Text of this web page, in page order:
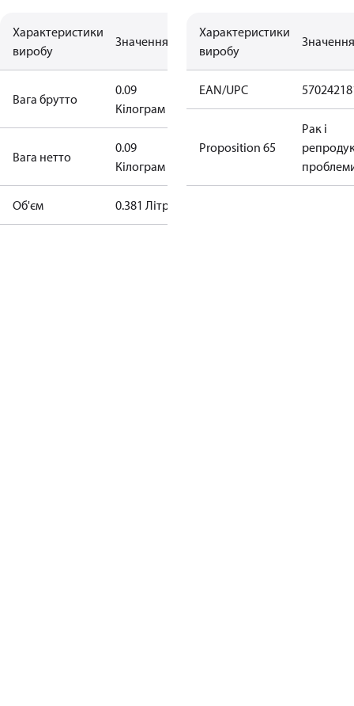
Характеристики
виробу
Значення
Вага брутто
0.09
Кілограм
Bага нетто
0.09
Кілограм
Об'єм 0.381 Літр
Характеристики
виробу
Значення
EAN/UPC
Proposition 65
Рак і